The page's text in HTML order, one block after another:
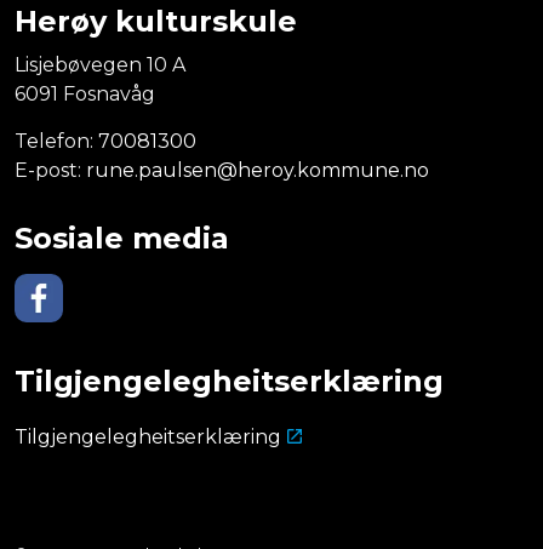
Herøy kulturskule
Lisjebøvegen 10 A
6091 Fosnavåg
Telefon: 70081300
E-post: rune.paulsen@heroy.kommune.no
Sosiale media
Tilgjengelegheitserklæring
Tilgjengelegheitserklæring